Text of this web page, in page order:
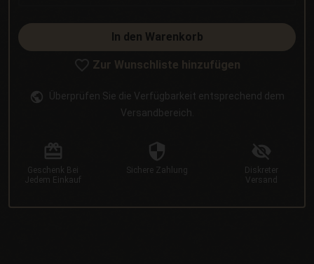
In den Warenkorb
Zur Wunschliste hinzufügen
Überprüfen Sie die Verfügbarkeit entsprechend dem
Versandbereich.
Geschenk Bei
Jedem Einkauf
Sichere Zahlung
Diskreter
Versand